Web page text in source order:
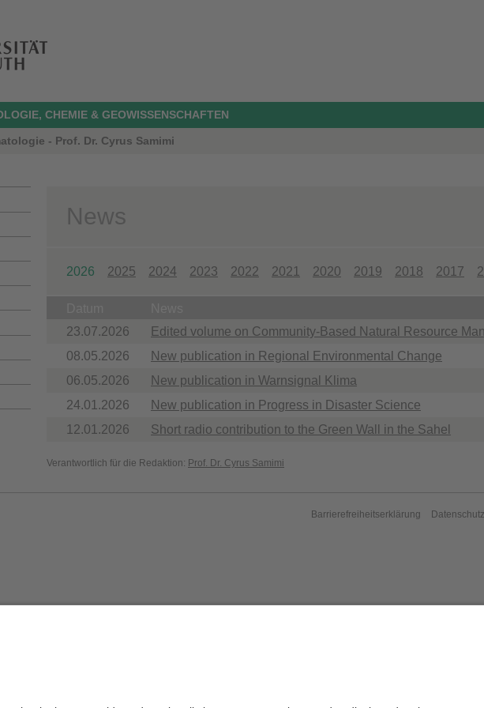
CHEMIE & GEOWISSENSCHAFTEN
- Prof. Dr. Cyrus Samimi
News
2026 2025 2024 2023 2022 2021 2020 2019 2018 2017
23.07.2026
Edited volume on Community-Based Natural Resource
08.05.2026
New publication in Regional Environmental Change
06.05.2026
New publication in Warnsignal Klima
24.01.2026
New publication in Progress in Disaster Science
12.01.2026
Short radio contribution to the Green Wall in the Sahel
Verantwortlich für die Redaktion: Prof. Dr. Cyrus Samimi
Barrierefreiheitserklärung